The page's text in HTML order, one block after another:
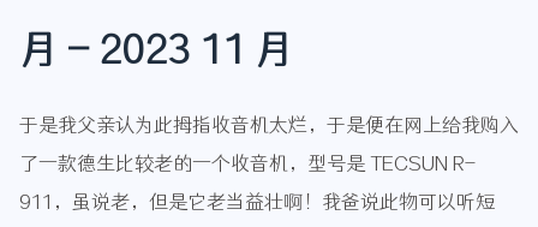
月 - 2023 11 月
于是我父亲认为此拇指收音机太烂，于是便在网上给我购入
了一款德生比较老的一个收音机，型号是 TECSUN R-
911，虽说老，但是它老当益壮啊！我爸说此物可以听短